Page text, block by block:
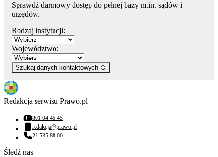
Sprawdź darmowy dostęp do pełnej bazy m.in. sądów i
urzędów.
Rodzaj instytucji:
Województwo:
Szukaj danych kontaktowych
Redakcja serwisu Prawo.pl
Numer telefonu:
801 04 45 45
Adres email:
redakcja@prawo.pl
Numer telefonu:
22 535 88 00
Śledź nas